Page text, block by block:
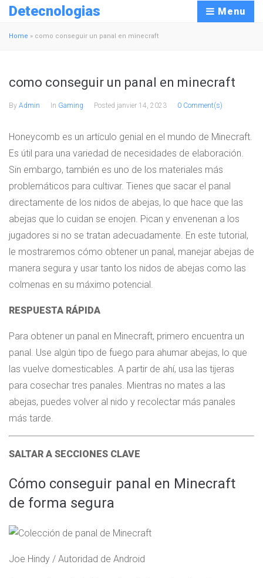
Detecnologias Menu
Home » como conseguir un panal en minecraft
como conseguir un panal en minecraft
By Admin In Gaming Posted janvier 14, 2023 0 Comment(s)
Honeycomb es un artículo genial en el mundo de Minecraft.
Es útil para una variedad de necesidades de elaboración.
Sin embargo, también es uno de los materiales más
problemáticos para cultivar. Tienes que sacar el panal
directamente de los nidos de abejas, lo que hace que las
abejas que lo cuidan se enojen. Pican y envenenan a los
jugadores si no se tratan adecuadamente. En este tutorial,
le mostraremos cómo obtener un panal, manejar abejas de
manera segura y usar tanto los nidos de abejas como las
colmenas en su máximo potencial.
RESPUESTA RÁPIDA
Para obtener un panal en Minecraft, primero encuentra un
panal. Use algún tipo de fuego para ahumar abejas, lo que
las vuelve domesticables. A partir de ahí, usa las tijeras
para cosechar tres panales. Mientras no mates a las
abejas, puedes volver al nido y recolectar más panales
más tarde.
SALTAR A SECCIONES CLAVE
Cómo conseguir panal en Minecraft
de forma segura
Joe Hindy / Autoridad de Android